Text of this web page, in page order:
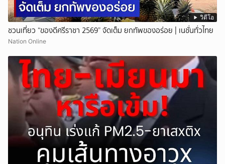
วิดีโอ
ชวนเที่ยว “ของดีศรีราชา 2569” จัดเต็ม ยกทัพของอร่อย | เนชั่นทั่วไทย
Nation Online